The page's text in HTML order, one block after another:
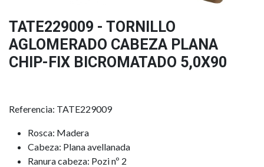
TATE229009 - TORNILLO
AGLOMERADO CABEZA PLANA
CHIP-FIX BICROMATADO 5,0X90
Referencia: TATE229009
Rosca: Madera
Cabeza: Plana avellanada
Ranura cabeza: Pozi nº 2